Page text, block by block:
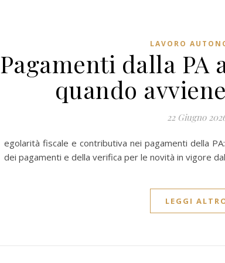
LAVORO
Pagamenti dalla PA
quando
22 Giugno
egolarità fiscale e contributiva nei pagamenti della
dei pagamenti e della verifica per le novità in vigore
LEGGI